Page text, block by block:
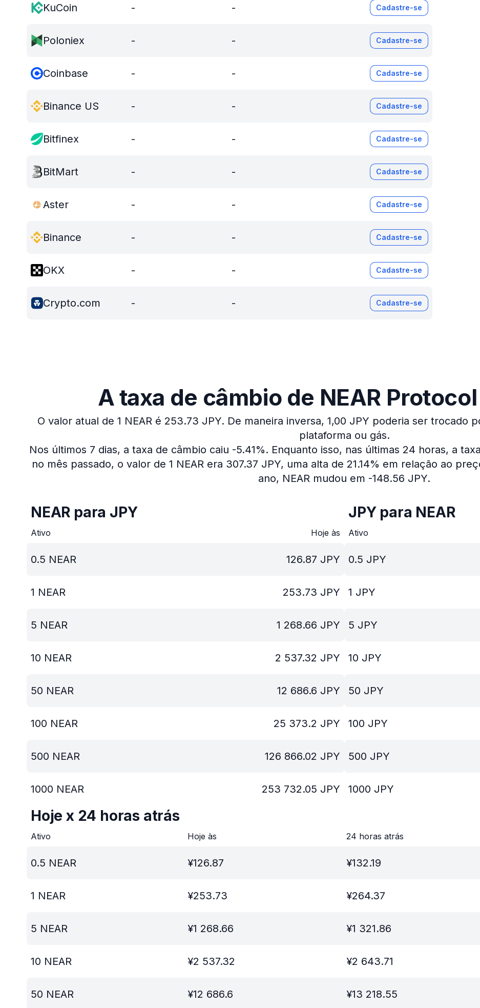
KuCoin - - Cadastre-se
Poloniex - - Cadastre-se
Coinbase - - Cadastre-se
Binance US - - Cadastre-se
Bitfinex - - Cadastre-se
BitMart - - Cadastre-se
Aster - - Cadastre-se
Binance - - Cadastre-se
OKX - - Cadastre-se
Crypto.com - - Cadastre-se
A taxa de câmbio de NEAR
O valor atual de 1 NEAR é 253.73 JPY. De maneira inversa, 1,00 JPY poderia ser trocado
plataforma ou gás.
Nos últimos 7 dias, a taxa de câmbio caiu -5.41%. Enquanto isso, nas últimas 24 horas, a
no mês passado, o valor de 1 NEAR era 307.37 JPY, uma alta de 21.14% em relação ao
ano, NEAR mudou em -148.56 JPY.
NEAR para JPY
Ativo Hoje às
0.5 NEAR 126.87 JPY
1 NEAR 253.73 JPY
5 NEAR 1 268.66 JPY
10 NEAR 2 537.32 JPY
50 NEAR 12 686.6 JPY
100 NEAR 25 373.2 JPY
500 NEAR 126 866.02 JPY
1000 NEAR 253 732.05 JPY
JPY para NEAR
Ativo
0.5 JPY
1 JPY
5 JPY
10 JPY
50 JPY
100 JPY
500 JPY
1000 JPY
Hoje x 24 horas atrás
Ativo Hoje às 24 horas atrás
0.5 NEAR ¥126.87 ¥132.19
1 NEAR ¥253.73 ¥264.37
5 NEAR ¥1 268.66 ¥1 321.86
10 NEAR ¥2 537.32 ¥2 643.71
50 NEAR ¥12 686.6 ¥13 218.55